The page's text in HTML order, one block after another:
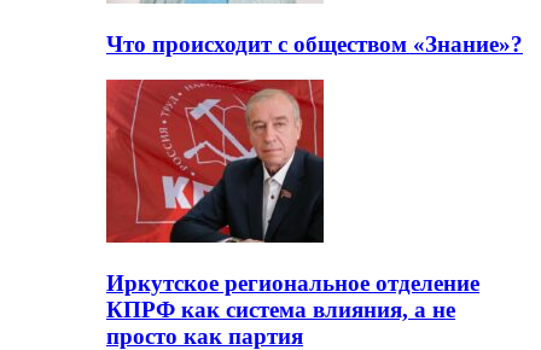
Что происходит с обществом «Знание»?
Иркутское региональное отделение
КПРФ как система влияния, а не
просто как партия